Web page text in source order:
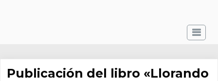
Publicación del libro «Llorando